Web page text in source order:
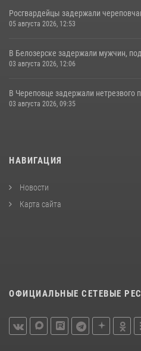
Росгвардейцы задержали
05 августа 2026, 12:53
В Белозерске задержали мужчин,
03 августа 2026, 12:06
В Череповце задержали нетрезвого
03 августа 2026, 09:35
НАВИГАЦИЯ
Новости
Карта сайта
ОФИЦИАЛЬНЫЕ СЕТЕВЫЕ